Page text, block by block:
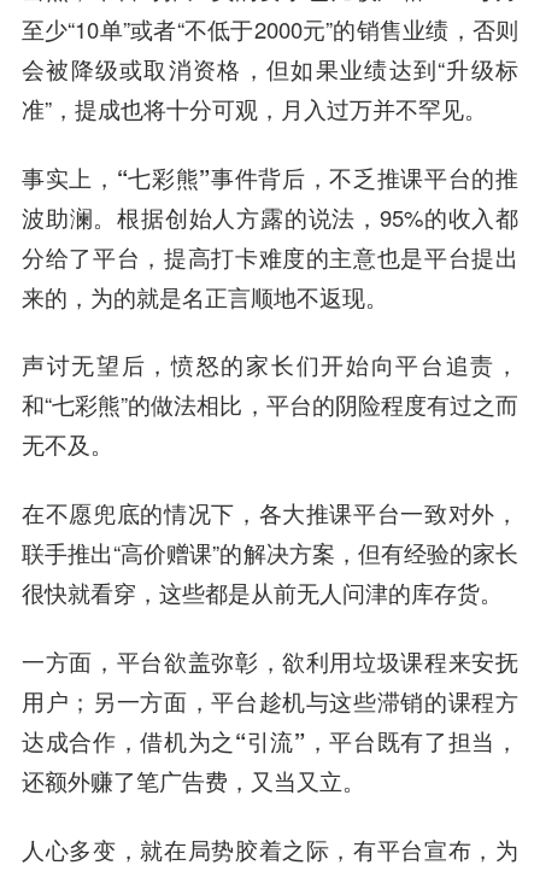
至少“10单”或者“不低于2000元”的销售业绩，否则
会被降级或取消资格，但如果业绩达到“升级标
准”，提成也将十分可观，月入过万并不罕见。
事实上，“七彩熊”事件背后，不乏推课平台的推
波助澜。根据创始人方露的说法，95%的收入都
分给了平台，提高打卡难度的主意也是平台提出
来的，为的就是名正言顺地不返现。
声讨无望后，愤怒的家长们开始向平台追责，
和“七彩熊”的做法相比，平台的阴险程度有过之而
无不及。
在不愿兜底的情况下，各大推课平台一致对外，
联手推出“高价赠课”的解决方案，但有经验的家长
很快就看穿，这些都是从前无人问津的库存货。
一方面，平台欲盖弥彰，欲利用垃圾课程来安抚
用户；另一方面，平台趁机与这些滞销的课程方
达成合作，借机为之“引流”，平台既有了担当，
还额外赚了笔广告费，又当又立。
人心多变，就在局势胶着之际，有平台宣布，为